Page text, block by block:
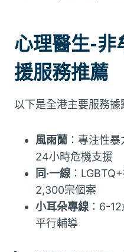
心理醫生-非
援服務推薦
以下是全港主要服務據
風雨蘭 ：專注性
24小時危機支援
同·一線 ：
2,300宗個案
小耳朵專線 ：6-
平行輔導